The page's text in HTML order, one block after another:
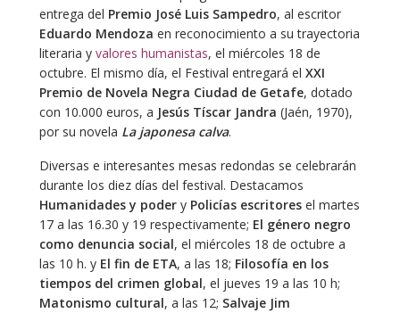
entrega del Premio José Luis Sampedro, al escritor
Eduardo Mendoza en reconocimiento a su trayectoria
literaria y valores humanistas, el miércoles 18 de
octubre. El mismo día, el Festival entregará el XXI
Premio de Novela Negra Ciudad de Getafe, dotado
con 10.000 euros, a Jesús Tíscar Jandra (Jaén, 1970),
por su novela La japonesa calva.
Diversas e interesantes mesas redondas se celebrarán
durante los diez días del festival. Destacamos
Humanidades y podery Policías escritoresel martes
17 a las 16.30 y 19 respectivamente; El género negro
como denuncia social, el miércoles 18 de octubre a
las 10 h. y El fin de ETA, a las 18; Filosofía en los
tiempos del crimen global, el jueves 19 a las 10 h;
Matonismo cultural, a las 12; Salvaje Jim